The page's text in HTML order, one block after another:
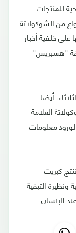
للمنتجات
من الشوكولاتة
خلفية أخبار
"هسبريس"
أيضا
العلامة
لورود معلومات
كبريت
ونظيرة التيفية
الإنسان